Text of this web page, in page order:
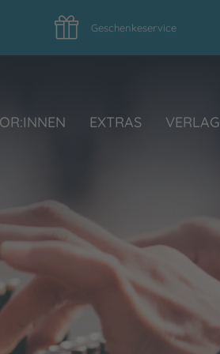
Geschenkeservice
EXTRAS VERLAG